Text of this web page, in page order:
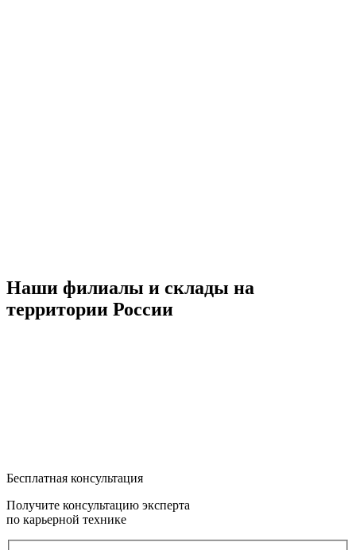
Наши филиалы и склады на
территории России
Бесплатная консультация
Получите консультацию эксперта
по карьерной технике